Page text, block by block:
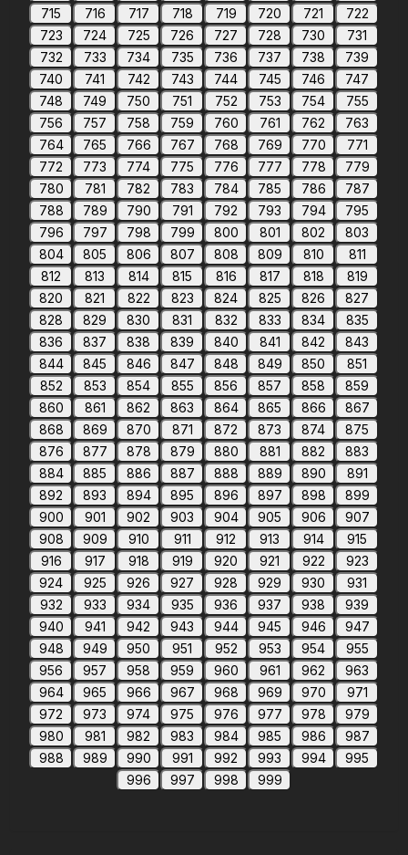
715
716 717 718 719 720 721
722
723
724 725 726 727 728 730
731
732
733 734 735 736 737 738
739
740
741 742 743 744 745 746
747
748
749 750 751 752 753 754
755
756
757 758 759 760 761 762
763
764
765 766 767 768 769 770
771
772
773 774 775 776 777 778
779
780
781 782 783 784 785 786
787
788
789 790 791 792 793 794
795
796
797 798 799 800 801 802
803
804
805 806 807 808 809 810
811
812
813 814 815 816 817 818
819
820
821 822 823 824 825 826
827
828
829 830 831 832 833 834
835
836
837 838 839 840 841 842
843
844
845 846 847 848 849 850
851
852
853 854 855 856 857 858
859
860
861 862 863 864 865 866
867
868
869 870 871 872 873 874
875
876
877 878 879 880 881 882
883
884
885 886 887 888 889 890
891
892
893 894 895 896 897 898
899
900
901 902 903 904 905 906
907
908
909 910 911 912 913 914
915
916
917 918 919 920 921 922
923
924
925 926 927 928 929 930
931
932
933 934 935 936 937 938
939
940
941 942 943 944 945 946
947
948
949 950 951 952 953 954
955
956
957 958 959 960 961 962
963
964
965 966 967 968 969 970
971
972
973 974 975 976 977 978
979
980
981 982 983 984 985 986
987
988
989 990 991 992 993 994
995
996
997 998 999